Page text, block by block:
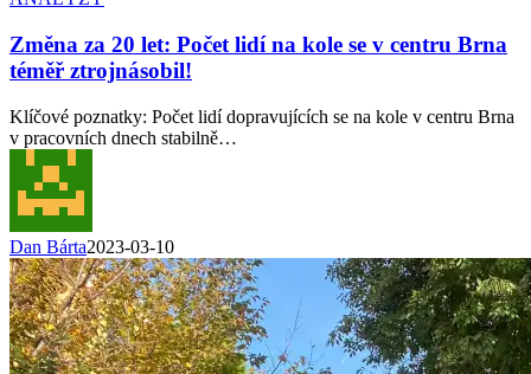
Změna za 20 let: Počet lidí na kole se v centru Brna
téměř ztrojnásobil!
Klíčové poznatky: Počet lidí dopravujících se na kole v centru Brna
v pracovních dnech stabilně…
Dan Bárta2023-03-10